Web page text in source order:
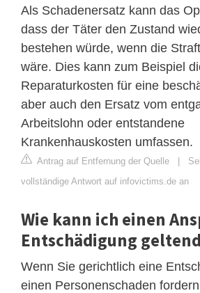
Als Schadenersatz kann das
dass der Täter den Zustand
bestehen würde, wenn die
wäre. Dies kann zum Beispiel
Reparaturkosten für eine
aber auch den Ersatz vom
Arbeitslohn oder entstandene
Krankenhauskosten umfassen.
Antrag auf Entfernung der Quelle |
vollständige Antwort auf infovictims.de an
Wie kann ich einen
Entschädigung
Wenn Sie gerichtlich eine
einen Personenschaden